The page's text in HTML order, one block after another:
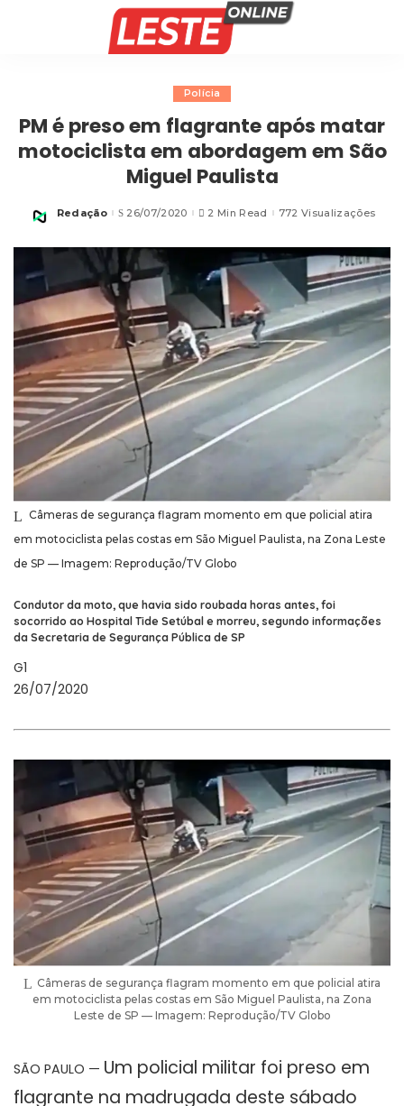
Polícia
PM é preso em flagrante após matar
motociclista em abordagem em São
Miguel Paulista
Posted
Redação 26/07/2020 2 Min Read 772 Visualizações
Câmeras de segurança flagram momento em que policial atira
em motociclista pelas costas em São Miguel Paulista, na Zona Leste
de SP — Imagem: Reprodução/TV Globo
Condutor da moto, que havia sido roubada horas antes, foi
socorrido ao Hospital Tide Setúbal e morreu, segundo informações
da Secretaria de Segurança Pública de SP
G1
26/07/2020
Câmeras de segurança flagram momento em que policial atira
em motociclista pelas costas em São Miguel Paulista, na Zona
Leste de SP — Imagem: Reprodução/TV Globo
SÃO PAULO — Um policial militar foi preso em
flagrante na madrugada deste sábado